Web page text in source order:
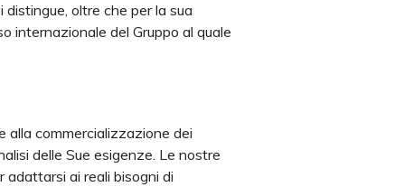
oltre che per la sua
internazionale del Gruppo al quale
alla commercializzazione dei
delle Sue esigenze. Le nostre
adattarsi ai reali bisogni di